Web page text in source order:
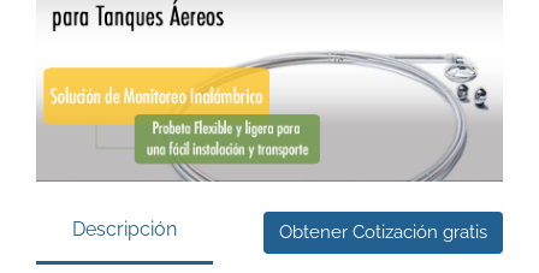
South East Asia
Obtener Cotización gratis
Descripción